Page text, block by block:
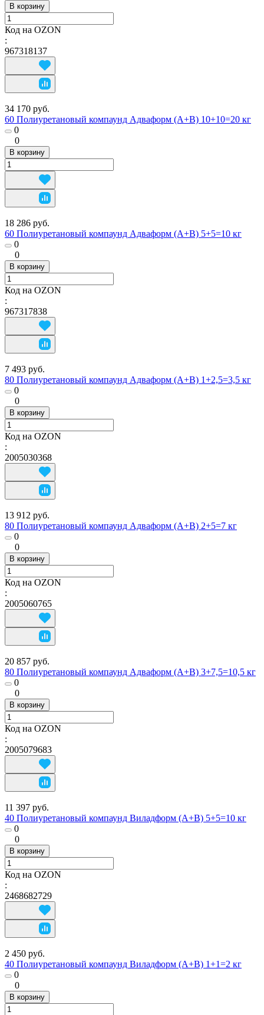
В корзину
Код на OZON
:
967318137
34 170 руб.
60 Полиуретановый компаунд Адваформ (A+B) 10+10=20 кг
0
0
В корзину
18 286 руб.
60 Полиуретановый компаунд Адваформ (A+B) 5+5=10 кг
0
0
В корзину
Код на OZON
:
967317838
7 493 руб.
80 Полиуретановый компаунд Адваформ (A+B) 1+2,5=3,5 кг
0
0
В корзину
Код на OZON
:
2005030368
13 912 руб.
80 Полиуретановый компаунд Адваформ (A+B) 2+5=7 кг
0
0
В корзину
Код на OZON
:
2005060765
20 857 руб.
80 Полиуретановый компаунд Адваформ (A+B) 3+7,5=10,5 кг
0
0
В корзину
Код на OZON
:
2005079683
11 397 руб.
40 Полиуретановый компаунд Виладформ (A+B) 5+5=10 кг
0
0
В корзину
Код на OZON
:
2468682729
2 450 руб.
40 Полиуретановый компаунд Виладформ (A+B) 1+1=2 кг
0
0
В корзину